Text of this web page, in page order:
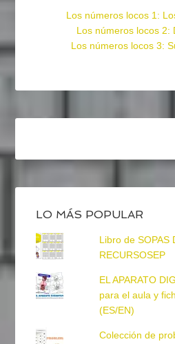
Los números locos 1:
Los números locos 2:
Los números locos 3:
LO MÁS POPULAR
Libro de SOPAS
RECURSOSEP
EL APARATO
para el aula y
(ES/EN)
Colección de